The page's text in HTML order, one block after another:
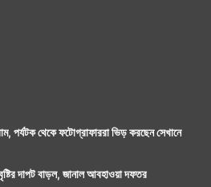
পর্যটক থেকে ফটোগ্রাফাররা ভিড় করছেন সেখানে
বৃষ্টির দাপট বাড়ল, জানাল আবহাওয়া দফতর